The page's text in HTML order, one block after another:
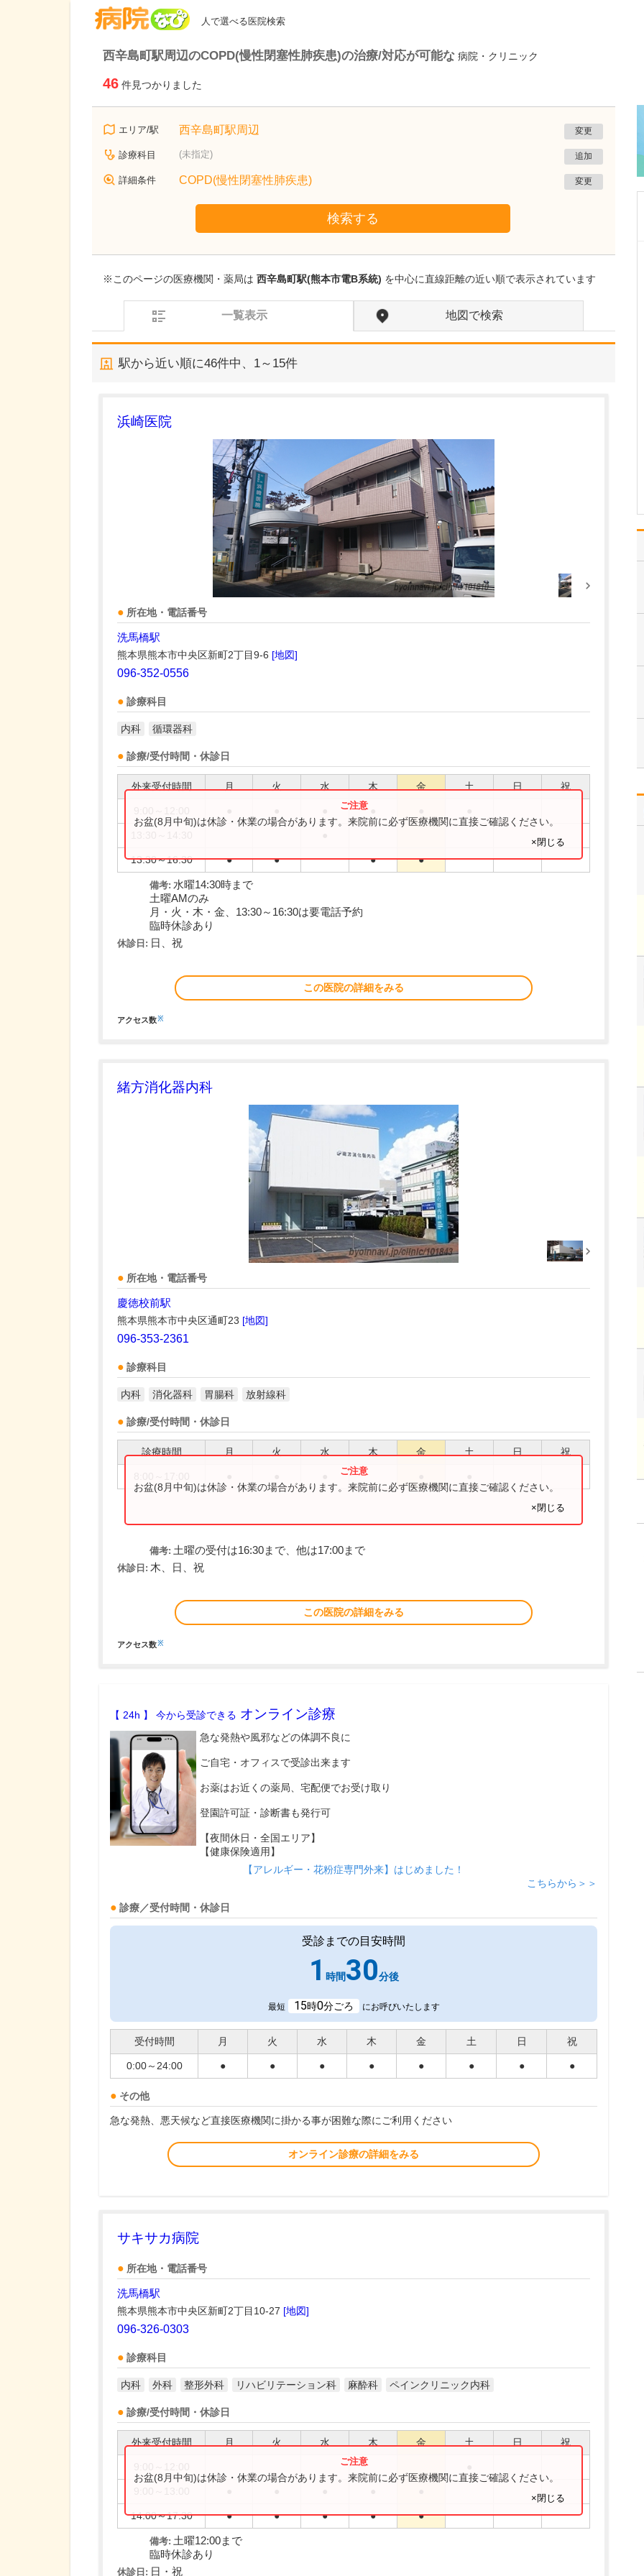
人で選べる医院検索
西辛島町駅周辺のCOPD(慢性閉塞性肺疾患)の治療/対応が可能な 病院・クリニック
46 件見つかりました
エリア/駅 西辛島町駅周辺 変更
診療科目 (未指定) 追加
詳細条件 COPD(慢性閉塞性肺疾患) 変更
検索する
※このページの医療機関・薬局は 西辛島町駅(熊本市電B系統) を中心に直線距離の近い順で表示されています
一覧表示 地図で検索
駅から近い順に46件中、 1～15件
浜崎医院
所在地・電話番号
洗馬橋駅
熊本県熊本市中央区新町2丁目9-6 [地図]
096-352-0556
診療科目
内科 循環器科
診療/受付時間・休診日
外来受付時間 月 火 水 木 金 土 日 祝
13:30～16:30 ● ● ● ●
お盆(8月中旬)は休診・休業の場合があります。来院前に必ず医療機関に直接ご確認ください。
×閉じる
備考: 水曜14:30時まで
土曜AMのみ
月・火・木・金、13:30～16:30は要電話予約
臨時休診あり
休診日: 日、祝
この医院の詳細をみる
アクセス数※
緒方消化器内科
所在地・電話番号
慶徳校前駅
熊本県熊本市中央区通町23 [地図]
096-353-2361
診療科目
内科 消化器科 胃腸科 放射線科
診療/受付時間・休診日
診療時間 月 火 水 木 金 土 日 祝
お盆(8月中旬)は休診・休業の場合があります。来院前に必ず医療機関に直接ご確認ください。
×閉じる
備考: 土曜の受付は16:30まで、他は17:00まで
休診日: 木、日、祝
この医院の詳細をみる
アクセス数※
【 24h 】 今から受診できる オンライン診療
急な発熱や風邪などの体調不良に
ご自宅・オフィスで受診出来ます
お薬はお近くの薬局、宅配便でお受け取り
登園許可証・診断書も発行可
【夜間休日・全国エリア】
【健康保険適用】
【アレルギー・花粉症専門外来】はじめました！
こちらから＞＞
診療／受付時間・休診日
受診までの目安時間
1 時間30分後
最短 15時0分ごろ にお呼びいたします
受付時間 月 火 水 木 金 土 日 祝
0:00～24:00 ● ● ● ● ● ● ● ●
その他
急な発熱、悪天候など直接医療機関に掛かる事が困難な際にご利用ください
オンライン診療の詳細をみる
サキサカ病院
所在地・電話番号
洗馬橋駅
熊本県熊本市中央区新町2丁目10-27 [地図]
096-326-0303
診療科目
内科 外科 整形外科 リハビリテーション科 麻酔科 ペインクリニック内科
診療/受付時間・休診日
外来受付時間 月 火 水 木 金 土 日 祝
14:00～17:30 ● ● ● ● ●
お盆(8月中旬)は休診・休業の場合があります。来院前に必ず医療機関に直接ご確認ください。
×閉じる
備考: 土曜12:00まで
臨時休診あり
休診日: 日・祝
熊本県熊本市南区
たかしお内科ハートクリニック
大学病院で要職を担ってきた先生が開業を決め
たのにはどのような理由があったのでしょうか?
心不全という病気は発症
ます。大学病院で後進の
育成に取り組みつつ、高
度…